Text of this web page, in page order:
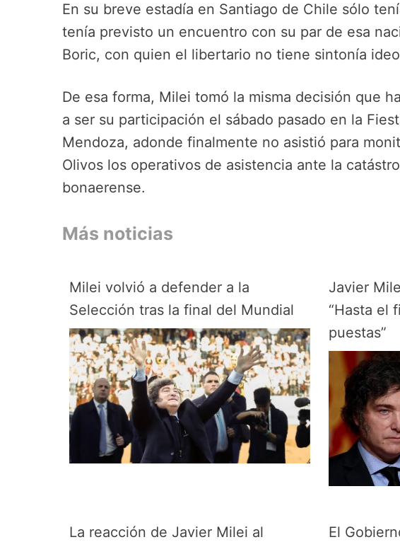
En su breve estadía en Santiago de Chile sólo
tenía previsto un encuentro con su par de esa
Boric, con quien el libertario no tiene sintonía
De esa forma, Milei tomó la misma decisión que
a ser su participación el sábado pasado en la
Mendoza, adonde finalmente no asistió para
Olivos los operativos de asistencia ante la
bonaerense.
Más noticias
Milei volvió a defender a la
Selección tras la final del Mundial
Javier
“Hasta el
puestas”
La reacción de Javier Milei al
El